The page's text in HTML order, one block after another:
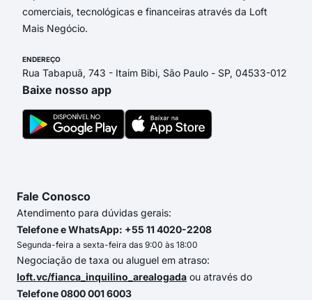
comerciais, tecnológicas e financeiras através da Loft
Mais Negócio.
ENDEREÇO
Rua Tabapuã, 743 - Itaim Bibi, São Paulo - SP, 04533-012
Baixe nosso app
Fale Conosco
Atendimento para dúvidas gerais:
Telefone e WhatsApp: +55 11 4020-2208
Segunda-feira a sexta-feira das 9:00 às 18:00
Negociação de taxa ou aluguel em atraso:
loft.vc/fianca_inquilino_arealogada ou através do
Telefone 0800 001 6003